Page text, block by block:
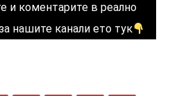
и коментарите в реално
нашите канали ето тук